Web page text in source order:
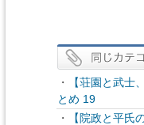
・
【荘園と武士
とめ 19
・
【院政と平